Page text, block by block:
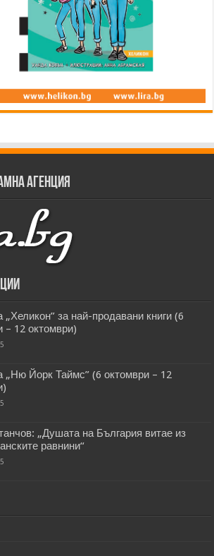
агенция
„Хеликон” за най-продавани книги (6
– 12 октомври)
„Ню Йорк Таймс” (6 октомври – 12
„Душата на България витае из
равнини“